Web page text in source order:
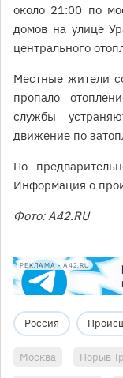
около 21:00 по
домов на улице
центрального
Местные жители
пропало
службы
движение по
По
Информация о
Фото: A42.RU
РЕКЛАМА • A42.RU
Россия
Москва Порыв